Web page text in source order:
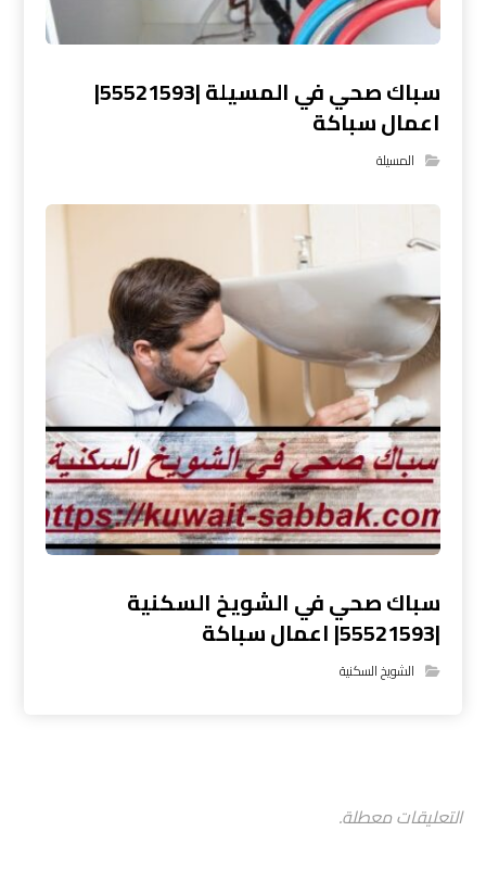
سباك صحي في المسيلة |55521593|
اعمال سباكة
المسيلة
سباك صحي في الشويخ السكنية
|55521593| اعمال سباكة
الشويخ السكنية
التعليقات معطلة.